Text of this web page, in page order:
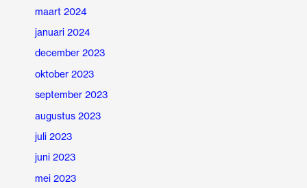
maart 2024
januari 2024
december 2023
oktober 2023
september 2023
augustus 2023
juli 2023
juni 2023
mei 2023